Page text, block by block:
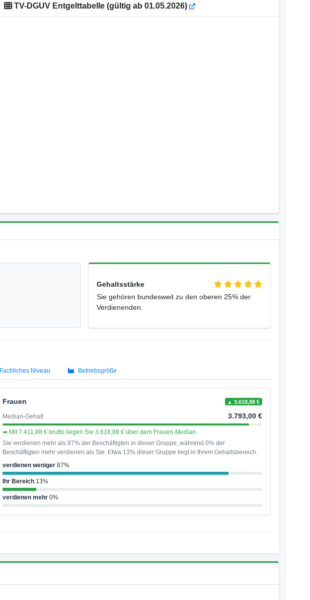
TV-DGUV Entgelttabelle (gültig ab 01.05.2026)
Gehaltsstärke
Sie gehören bundesweit zu den oberen 25% der
Verdienenden.
Fachliches Niveau Betriebsgröße
Frauen ▲ 3.618,88 €
Median-Gehalt 3.793,00 €
➡ Mit 7.411,88 € brutto liegen Sie 3.618,88 € über dem Frauen-Median.
Sie verdienen mehr als 87% der Beschäftigten in dieser Gruppe, während 0% der
Beschäftigten mehr verdienen als Sie. Etwa 13% dieser Gruppe liegt in Ihrem Gehaltsbereich.
verdienen weniger 87%
Ihr Bereich 13%
verdienen mehr 0%